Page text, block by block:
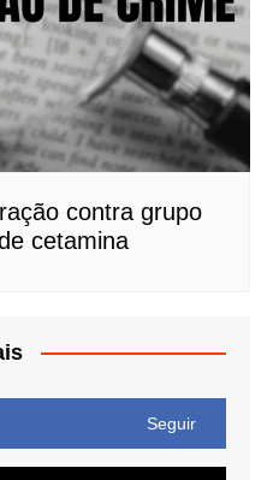
contra grupo
cetamina
Seguir